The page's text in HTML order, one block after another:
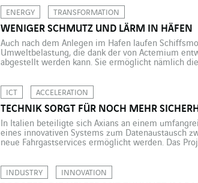
ENERGY TRANSFORMATION
WENIGER SCHMUTZ UND LÄRM IN HÄFEN
Auch nach dem Anlegen im Hafen laufen
Umweltbelastung, die dank der von Actemium
abgestellt werden kann. Sie ermöglicht nämlich
ICT ACCELERATION
TECHNIK SORGT FÜR NOCH MEHR
In Italien beteiligte sich Axians an einem
eines innovativen Systems zum Datenaustausch
neue Fahrgastservices ermöglicht werden. Das
INDUSTRY INNOVATION